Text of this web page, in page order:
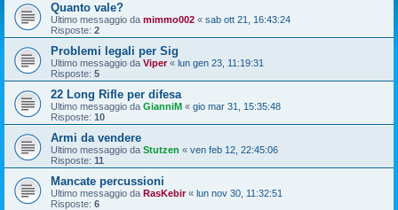
Quanto vale?
Ultimo messaggio da mimmo002 « sab ott 21, 16:43:24
Risposte: 2
Problemi legali per Sig
Ultimo messaggio da Viper« lun gen 23, 11:19:31
Risposte: 5
22 Long Rifle per difesa
Ultimo messaggio da GianniM « gio mar 31, 15:35:48
Risposte: 10
Armi da vendere
Ultimo messaggio da Stutzen « ven feb 12, 22:45:06
Risposte: 11
Mancate percussioni
Ultimo messaggio da RasKebir« lun nov 30, 11:32:51
Risposte: 6